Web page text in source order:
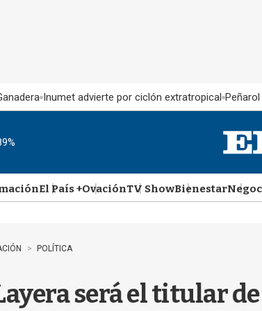
Inumet advierte por ciclón extratropical
El País +OvaciónTV ShowBienestar
POLÍTICA
será el titular